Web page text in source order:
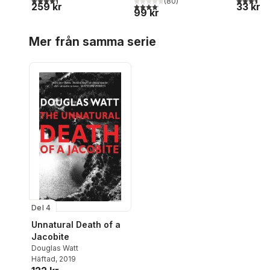
259 kr
4,1utav 5 stjärnor. Totalt antal röster:
99 kr 33 kr
Mer från samma serie
Del 4
Unnatural Death of a
Jacobite
Douglas Watt
Häftad, 2019